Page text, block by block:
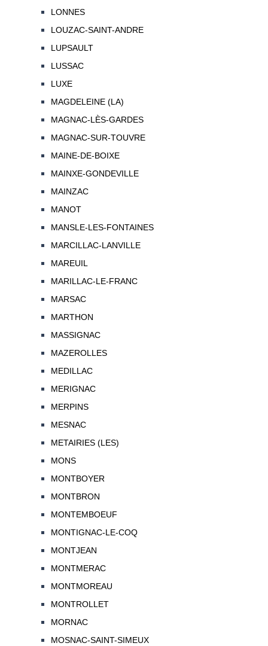
LONNES
LOUZAC-SAINT-ANDRE
LUPSAULT
LUSSAC
LUXE
MAGDELEINE (LA)
MAGNAC-LÈS-GARDES
MAGNAC-SUR-TOUVRE
MAINE-DE-BOIXE
MAINXE-GONDEVILLE
MAINZAC
MANOT
MANSLE-LES-FONTAINES
MARCILLAC-LANVILLE
MAREUIL
MARILLAC-LE-FRANC
MARSAC
MARTHON
MASSIGNAC
MAZEROLLES
MEDILLAC
MERIGNAC
MERPINS
MESNAC
METAIRIES (LES)
MONS
MONTBOYER
MONTBRON
MONTEMBOEUF
MONTIGNAC-LE-COQ
MONTJEAN
MONTMERAC
MONTMOREAU
MONTROLLET
MORNAC
MOSNAC-SAINT-SIMEUX